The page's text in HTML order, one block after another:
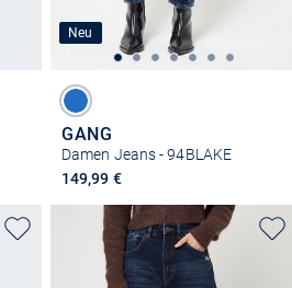
Neu
GANG
Damen Jeans - 94BLAKE
149,99 €